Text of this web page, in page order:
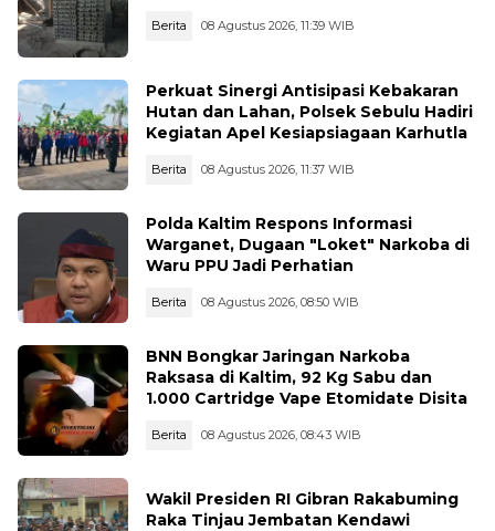
Berita 08 Agustus 2026, 11:39 WIB
Perkuat Sinergi Antisipasi Kebakaran
Hutan dan Lahan, Polsek Sebulu Hadiri
Kegiatan Apel Kesiapsiagaan Karhutla
Berita 08 Agustus 2026, 11:37 WIB
Polda Kaltim Respons Informasi
Warganet, Dugaan "Loket" Narkoba di
Waru PPU Jadi Perhatian
Berita 08 Agustus 2026, 08:50 WIB
BNN Bongkar Jaringan Narkoba
Raksasa di Kaltim, 92 Kg Sabu dan
1.000 Cartridge Vape Etomidate Disita
Berita 08 Agustus 2026, 08:43 WIB
Wakil Presiden RI Gibran Rakabuming
Raka Tinjau Jembatan Kendawi